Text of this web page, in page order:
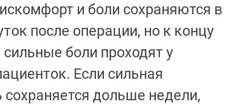
и боли сохраняются в
после операции, но к концу
боли проходят у
Если сильная
сохраняется дольше недели,